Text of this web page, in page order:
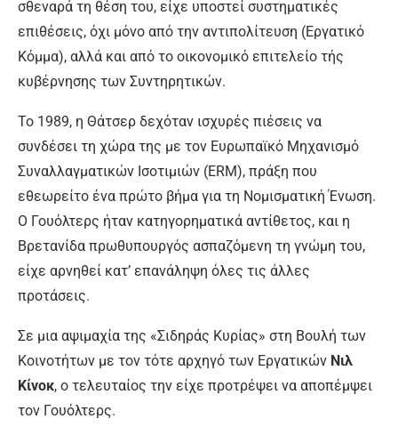
σθεναρά τη θέση του, είχε υποστεί συστηματικές
επιθέσεις, όχι μόνο από την αντιπολίτευση (Εργατικό
Κόμμα), αλλά και από το οικονομικό επιτελείο τής
κυβέρνησης των Συντηρητικών.
Το 1989, η Θάτσερ δεχόταν ισχυρές πιέσεις να
συνδέσει τη χώρα της με τον Ευρωπαϊκό Μηχανισμό
Συναλλαγματικών Ισοτιμιών (ERM), πράξη που
εθεωρείτο ένα πρώτο βήμα για τη Νομισματική Ένωση.
Ο Γουόλτερς ήταν κατηγορηματικά αντίθετος, και η
Βρετανίδα πρωθυπουργός ασπαζόμενη τη γνώμη του,
είχε αρνηθεί κατ’ επανάληψη όλες τις άλλες
προτάσεις.
Σε μια αψιμαχία της «Σιδηράς Κυρίας» στη Βουλή των
Κοινοτήτων με τον τότε αρχηγό των Εργατικών Νιλ
Κίνοκ, ο τελευταίος την είχε προτρέψει να αποπέμψει
τον Γουόλτερς.